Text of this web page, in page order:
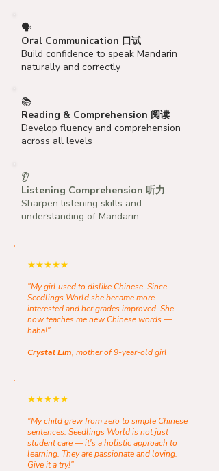
🗣️
Oral Communication 口试
Build confidence to speak Mandarin
naturally and correctly
📚
Reading & Comprehension 阅读
Develop fluency and comprehension
across all levels
👂
Listening Comprehension 听力
Sharpen listening skills and
understanding of Mandarin
★★★★★
"My girl used to dislike Chinese. Since
Seedlings World she became more
interested and her grades improved. She
now teaches me new Chinese words —
haha!"
Crystal Lim, mother of 9-year-old girl
★★★★★
"My child grew from zero to simple Chinese
sentences. Seedlings World is not just
student care — it's a holistic approach to
learning. They are passionate and loving.
Give it a try!"